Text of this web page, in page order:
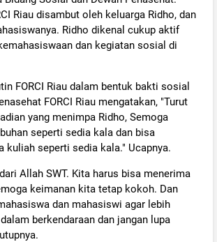
Riau disambut oleh keluarga Ridho, dan
Ridho dikenal cukup aktif
dan kegiatan sosial di
FORCI Riau dalam bentuk bakti sosial
FORCI Riau mengatakan, "Turut
yang menimpa Ridho, Semoga
seperti sedia kala dan bisa
kuliah seperti sedia kala." Ucapnya.
Allah SWT. Kita harus bisa menerima
keimanan kita tetap kokoh. Dan
dan mahasiswi agar lebih
berkendaraan dan jangan lupa